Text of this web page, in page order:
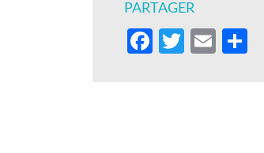
PARTAGER
Facebook
Twitter
Email